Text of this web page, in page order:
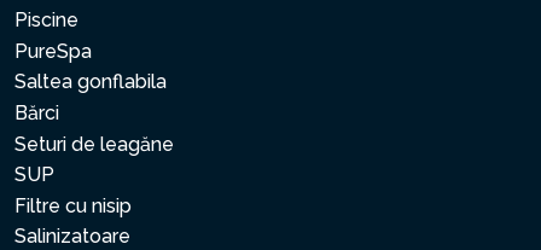
Piscine
PureSpa
Saltea gonflabila
Bărci
Seturi de leagăne
SUP
Filtre cu nisip
Salinizatoare